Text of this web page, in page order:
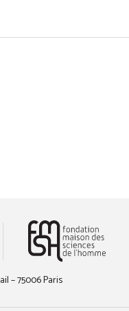
– 75006 Paris
des cookies